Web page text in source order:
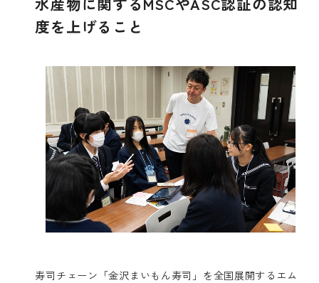
度を上げること
寿司チェーン「金沢まいもん寿司」を全国展開するエム